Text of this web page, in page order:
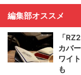
編集部オススメ
「
カバ
ワイ
も